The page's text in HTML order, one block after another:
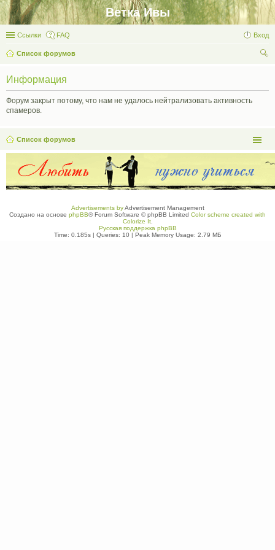
Ветка Ивы
Ссылки FAQ Вход
Список форумов
Информация
Форум закрыт потому, что нам не удалось нейтрализовать активность
спамеров.
Список форумов
Advertisements byAdvertisement Management
Создано на основе phpBB® Forum Software © phpBB Limited Color scheme created with
Colorize It.
Русская поддержка phpBB
Time: 0.185s| Queries: 10| Peak Memory Usage: 2.79 МБ